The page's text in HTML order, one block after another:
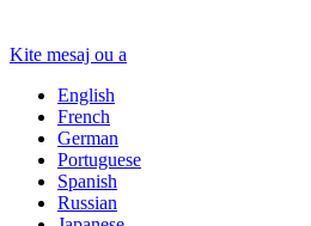
Kite mesaj ou a
English
French
German
Portuguese
Spanish
Russian